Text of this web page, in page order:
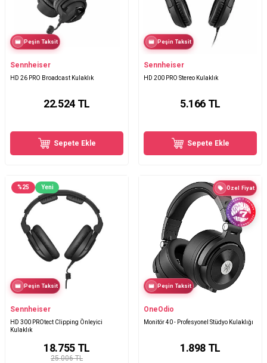
Peşin Taksit
Sennheiser
HD 26 PRO Broadcast Kulaklık
22.524TL
Sepete Ekle
Peşin Taksit
Sennheiser
HD 200 PRO Stereo Kulaklık
5.166 TL
Sepete Ekle
%25 Yeni
Peşin Taksit
Sennheiser
HD 300 PROtect Clipping Önleyici
Kulaklık
25.006 TL
18.755TL
Özel Fiyat
Peşin Taksit
OneOdio
Monitör 40 - Profesyonel Stüdyo Kulaklığı
1.898 TL